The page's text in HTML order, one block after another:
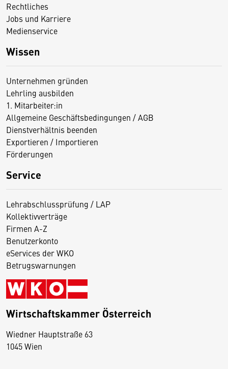
Rechtliches
Jobs und Karriere
Medienservice
Wissen
Unternehmen gründen
Lehrling ausbilden
1. Mitarbeiter:in
Allgemeine Geschäftsbedingungen / AGB
Dienstverhältnis beenden
Exportieren / Importieren
Förderungen
Service
Lehrabschlussprüfung / LAP
Kollektivverträge
Firmen A-Z
Benutzerkonto
eServices der WKO
Betrugswarnungen
Wirtschaftskammer Österreich
Wiedner Hauptstraße 63
1045 Wien
D